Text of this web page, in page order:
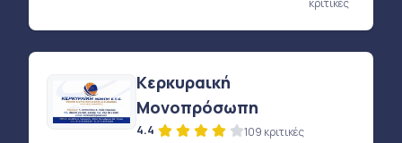
κριτικές
Κερκυραική
Μονοπρόσωπη
4.4 109 κριτικές